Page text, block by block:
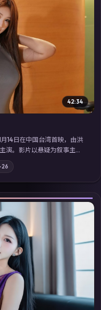
42:34
14日在中国台湾首映，由洪
演。影片以悬疑为叙事主
逐渐模糊；摄影与配乐强化
观看高清电视剧在线看」延
线追剧体验。